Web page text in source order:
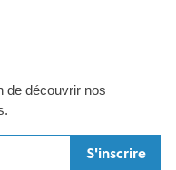
de découvrir nos
S'inscrire